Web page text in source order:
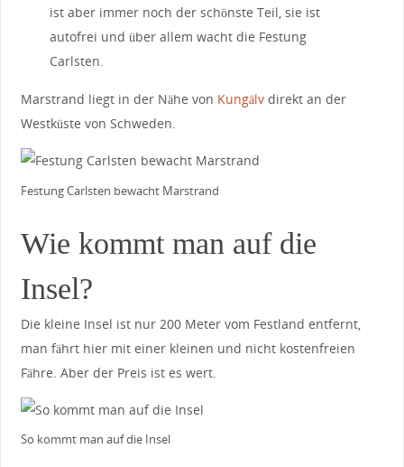
ist aber immer noch der schönste Teil, sie ist
autofrei und über allem wacht die Festung
Carlsten.
Marstrand liegt in der Nähe von Kungälvdirekt an der
Westküste von Schweden.
Festung Carlsten bewacht Marstrand
Wie kommt man auf die
Insel?
Die kleine Insel ist nur 200 Meter vom Festland entfernt,
man fährt hier mit einer kleinen und nicht kostenfreien
Fähre. Aber der Preis ist es wert.
So kommt man auf die Insel